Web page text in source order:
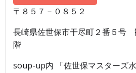
〒８５７－０８５２
長崎県佐世保市干尽町２番５号
階
soup-up内 「佐世保マスターズ水